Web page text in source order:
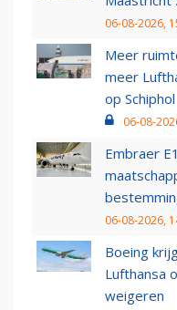
06-08-2026,
Meer
meer
op Schiphol
06-08-
Embraer
06-08-2026,
Boeing
Lufthansa
weigeren